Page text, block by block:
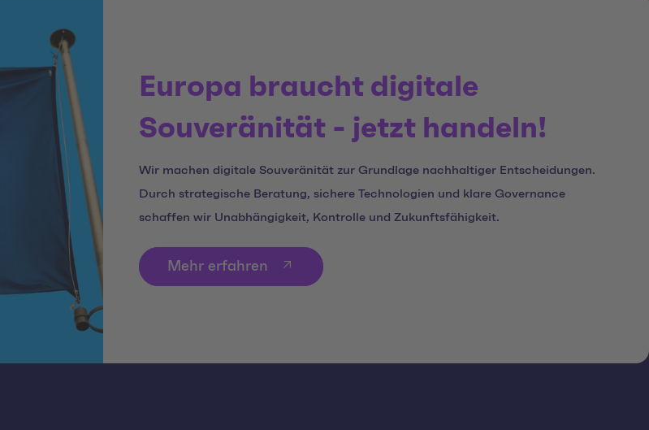
Europa braucht digitale
Souveränität - jetzt handeln!
Wir machen digitale Souveränität zur Grundlage nachhaltiger Entscheidungen.
Durch strategische Beratung, sichere Technologien und klare Governance
schaffen wir Unabhängigkeit, Kontrolle und Zukunftsfähigkeit.
Mehr erfahren